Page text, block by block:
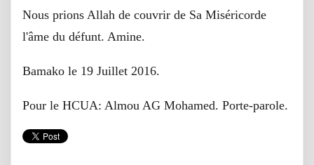
Nous prions Allah de couvrir de Sa Miséricorde
l'âme du défunt. Amine.
Bamako le 19 Juillet 2016.
Pour le HCUA: Almou AG Mohamed. Porte-parole.